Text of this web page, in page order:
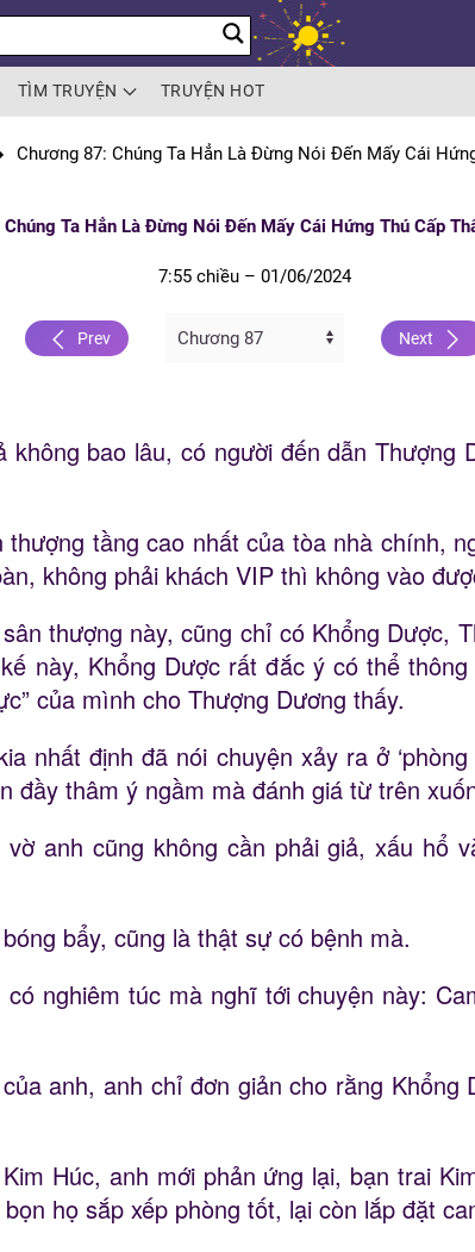
TÌM TRUYỆN TRUYỆN HOT
Chương 87: Chúng Ta Hẳn Là Đừng Nói Đến Mấy Cái
Ta Hẳn Là Đừng Nói Đến Mấy Cái Hứng Thú Cấp
7:55 chiều – 01/06/2024
Prev Next
bao lâu, có người đến dẫn Thượng
tầng cao nhất của tòa nhà chính,
không phải khách VIP thì không vào
thượng này, cũng chỉ có Khổng Dược,
này, Khổng Dược rất đắc ý có thể
của mình cho Thượng Dương thấy.
nhất định đã nói chuyện xảy ra ở ‘phòng
đầy thâm ý ngầm mà đánh giá từ trên
anh cũng không cần phải giả, xấu hổ
bẩy, cũng là thật sự có bệnh mà.
nghiêm túc mà nghĩ tới chuyện này:
anh, anh chỉ đơn giản cho rằng Khổng
Húc, anh mới phản ứng lại, bạn trai
họ sắp xếp phòng tốt, lại còn lắp đặt